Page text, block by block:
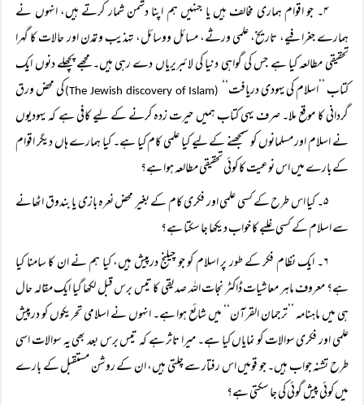
۴۔ جو اقوام ہماری مخالف ہیں یا جنہیں ہم اپنا دشمن شمار کرتے ہیں، انہوں نے
ہمارے جغرافیے، تاریخ، علمی ورثے، مسائل ووسائل، تہذیب وتمدن اور حالات کا گہرا
تحقیقی مطالعہ کیا ہے جس کی گواہی دنیا کی لائبریریاں دے رہی ہیں۔ مجھے پچھلے دنوں ایک
کتاب ’’اسلام کی یہودی دریافت‘‘
(The Jewish discovery of Islam)
کی محض ورق
گردانی کا موقع ملا۔ صرف یہی کتاب ہمیں حیرت زدہ کرنے کے لیے کافی ہے کہ یہودیوں
نے اسلام اور مسلمانوں کو سمجھنے کے لیے کیا علمی کام کیا ہے۔ کیا ہمارے ہاں دیگر اقوام
کے بارے میں اس نوعیت کا کوئی تحقیقی مطالعہ ہوا ہے؟
۵۔ کیا اس طرح کے کسی علمی اور فکری کام کے بغیر محض نعرہ بازی یا بندوق اٹھانے
سے اسلام کے کسی غلبے کا خواب دیکھا جا سکتا ہے؟
۶۔ ایک نظام فکر کے طور پر اسلام کو جو چیلنج درپیش ہیں، کیا ہم نے ان کا سامنا کیا
ہے؟ معروف ماہر معاشیات ڈاکٹر نجات اللہ صدیقی کا تیس برس قبل لکھا گیا ایک مقالہ حال
ہی میں ماہنامہ ’’ترجمان القرآن‘‘ میں شائع ہوا ہے۔ انہوں نے اسلامی تحریکوں کو درپیش
علمی اور فکری سوالات کو نمایاں کیا ہے۔ میرا تاثر ہے کہ تیس برس بعد بھی یہ سوالات اسی
طرح تشنہ جواب ہیں۔ جو قومیں اس رفتار سے چلتی ہیں، ان کے روشن مستقبل کے بارے
میں کوئی پیش گوئی کی جا سکتی ہے؟